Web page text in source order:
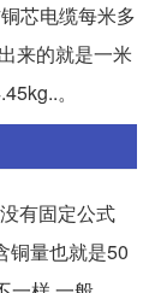
芯电缆每米多
来的就是一米
。
有固定公式
铜量也就是50